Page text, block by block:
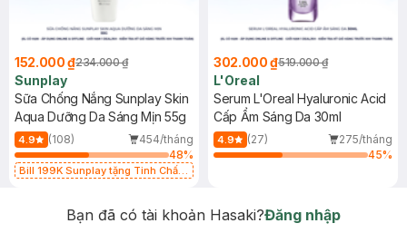
152.000 ₫234.000 ₫
Sunplay
Sữa Chống Nắng Sunplay Skin
Aqua Dưỡng Da Sáng Mịn 55g
4.9 (108)
454/tháng
48%
Bill 199K Sunplay tặng Tinh Chất
302.000 ₫519.000 ₫
L'Oreal
Serum L'Oreal Hyaluronic Acid
Cấp Ẩm Sáng Da 30ml
4.9 (27)
275/tháng
45%
Bạn đã có tài khoản Hasaki?Đăng nhập